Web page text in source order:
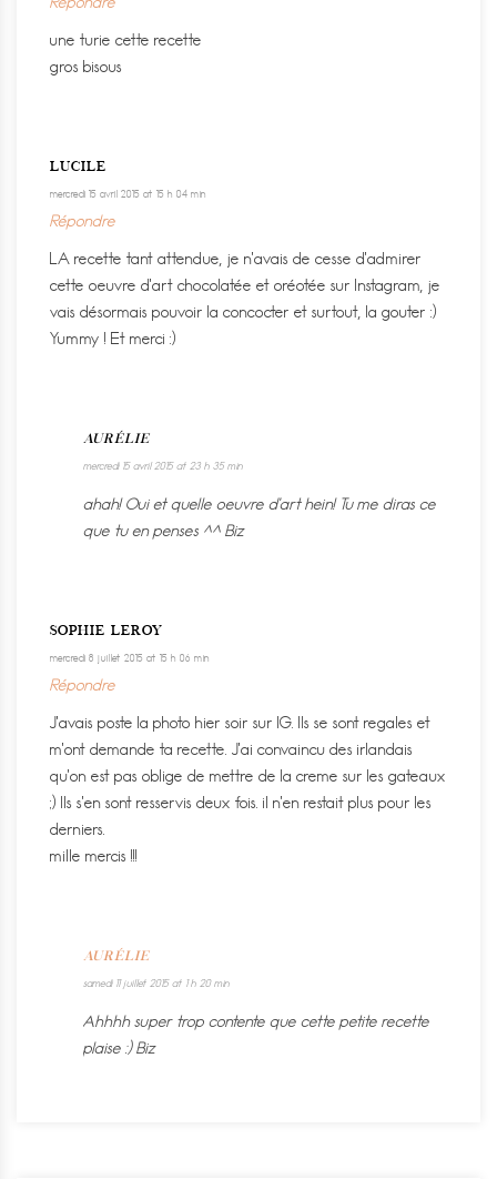
une turie cette recette
gros bisous
LUCILE
mercredi 15 avril 2015 at 15 h 04 min
Répondre
LA recette tant attendue, je n’avais de cesse d’admirer
cette oeuvre d’art chocolatée et oréotée sur Instagram, je
vais désormais pouvoir la concocter et surtout, la gouter :)
Yummy ! Et merci :)
AURÉLIE
mercredi 15 avril 2015 at 23 h 35 min
ahah! Oui et quelle oeuvre d’art hein! Tu me diras ce
que tu en penses ^^ Biz
SOPHIE LEROY
mercredi 8 juillet 2015 at 15 h 06 min
Répondre
J’avais poste la photo hier soir sur IG. Ils se sont regales et
m’ont demande ta recette. J’ai convaincu des irlandais
qu’on est pas oblige de mettre de la creme sur les gateaux
;) Ils s’en sont resservis deux fois. il n’en restait plus pour les
derniers.
mille mercis !!!
AURÉLIE
samedi 11 juillet 2015 at 1 h 20 min
Ahhhh super trop contente que cette petite recette
plaise :) Biz